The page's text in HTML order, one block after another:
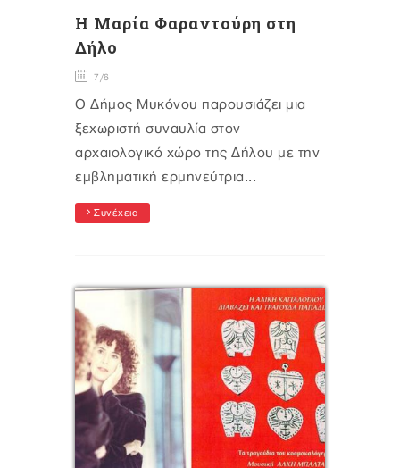
Η Μαρία Φαραντούρη στη
Δήλο
7/6
Ο Δήμος Μυκόνου παρουσιάζει μια
ξεχωριστή συναυλία στον
αρχαιολογικό χώρο της Δήλου με την
εμβληματική ερμηνεύτρια...
Συνέχεια